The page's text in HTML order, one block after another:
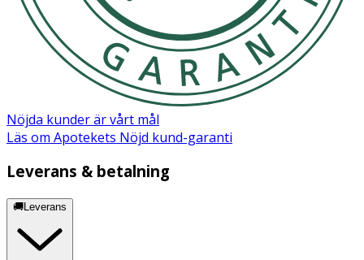
Nöjda kunder är vårt mål
Läs om Apotekets Nöjd kund-garanti
Leverans & betalning
🚚Leverans